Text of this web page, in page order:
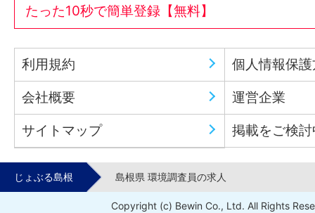
たった10秒で簡単登録【無料】
利用規約 個人情報保
会社概要 運営企業
サイトマップ 掲載をご検
じょぶる島根 島根県 環境調査員の求人
Copyright (c) Bewin Co., Ltd. All Rights